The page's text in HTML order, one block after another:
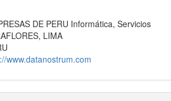
DE PERU Informática, Servicios
LIMA
www.datanostrum.com